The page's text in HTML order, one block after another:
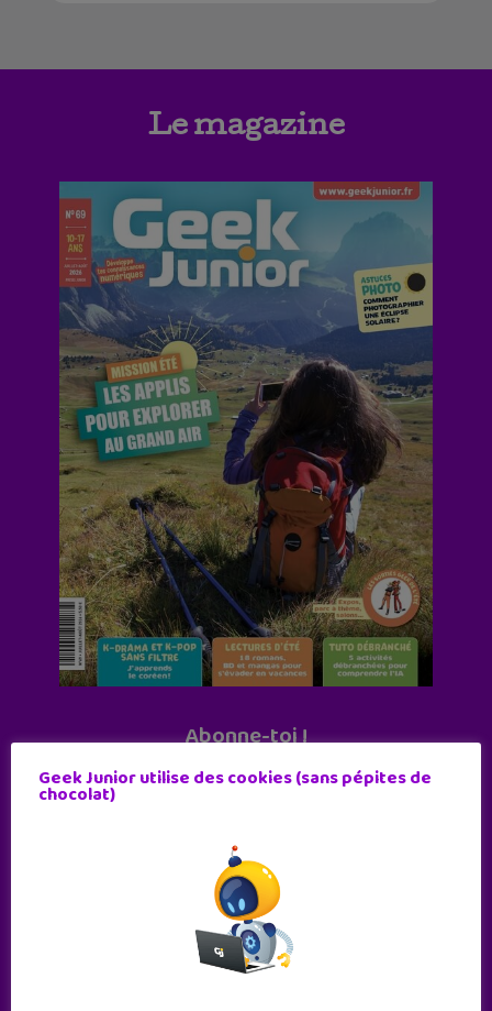
Le magazine
Abonne-toi !
11 numéros par an
Geek Junior utilise des cookies (sans pépites de
chocolat)